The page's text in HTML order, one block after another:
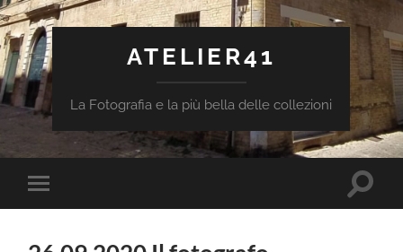
ATELIER41
La Fotografia e la più bella delle collezioni
Attiva/disattiva
il